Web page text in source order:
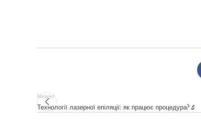
Newer
Технології лазерної епіляції: як працює процедура?🔬